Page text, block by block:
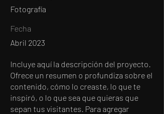
Fotografía
Fecha
Abril 2023
Incluye aquí la descripción del proyecto.
Ofrece un resumen o profundiza sobre el
contenido, cómo lo creaste, lo que te
inspiró, o lo que sea que quieras que
sepan tus visitantes. Para agregar